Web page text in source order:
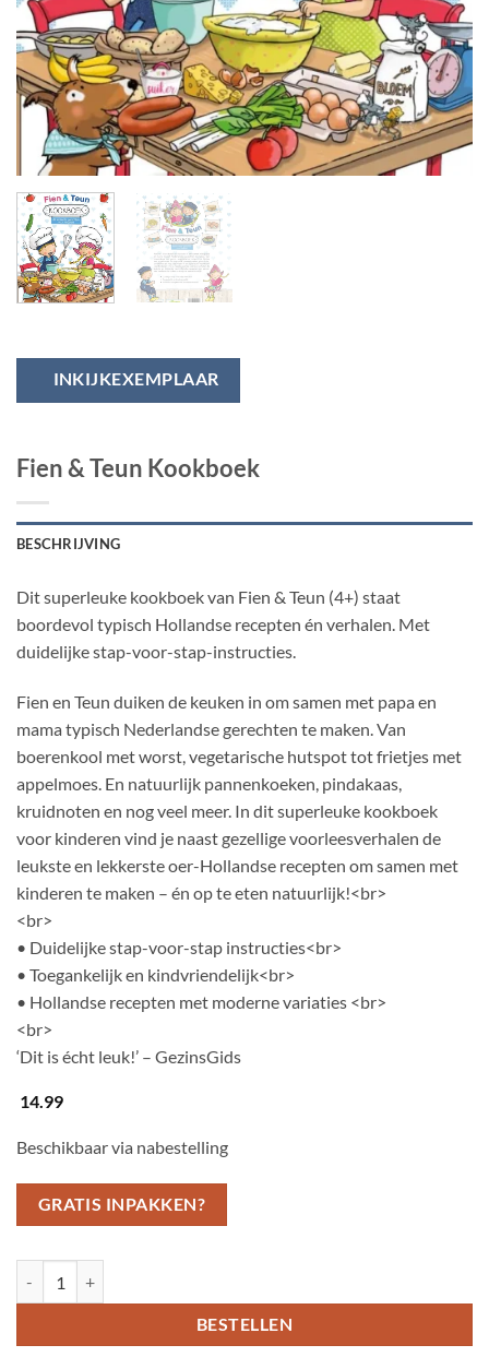
INKIJKEXEMPLAAR
Fien & Teun Kookboek
BESCHRIJVING
Dit superleuke kookboek van Fien & Teun (4+) staat
boordevol typisch Hollandse recepten én verhalen. Met
duidelijke stap-voor-stap-instructies.
Fien en Teun duiken de keuken in om samen met papa en
mama typisch Nederlandse gerechten te maken. Van
boerenkool met worst, vegetarische hutspot tot frietjes met
appelmoes. En natuurlijk pannenkoeken, pindakaas,
kruidnoten en nog veel meer. In dit superleuke kookboek
voor kinderen vind je naast gezellige voorleesverhalen de
leukste en lekkerste oer-Hollandse recepten om samen met
kinderen te maken – én op te eten natuurlijk!<br>
<br>
• Duidelijke stap-voor-stap instructies<br>
• Toegankelijk en kindvriendelijk<br>
• Hollandse recepten met moderne variaties <br>
<br>
‘Dit is écht leuk!’ – GezinsGids
14.99
Beschikbaar via nabestelling
GRATIS INPAKKEN?
BESTELLEN